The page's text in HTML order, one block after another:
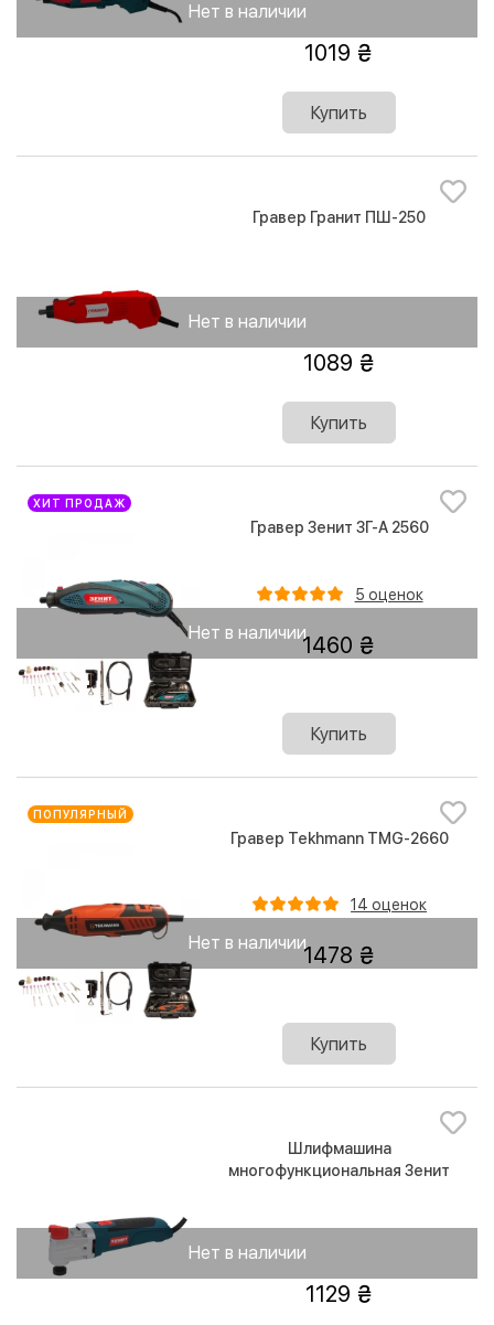
Нет в наличии
1019
Купить
Нет в наличии
Гравер Гранит ПШ-250
1089
Купить
Нет в наличии
ХИТ ПРОДАЖ
Гравер Зенит ЗГ-А 2560
5 оценок
1460
Купить
Нет в наличии
ПОПУЛЯРНЫЙ
Гравер Tekhmann TMG-2660
14 оценок
1478
Купить
Нет в наличии
Шлифмашина
многофункциональная Зенит
1129